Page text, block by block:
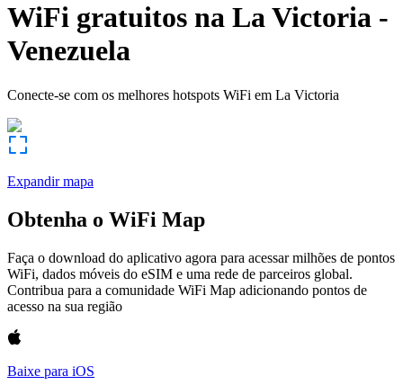
WiFi gratuitos na La Victoria -
Venezuela
Conecte-se com os melhores hotspots WiFi em La Victoria
Expandir mapa
Obtenha o WiFi Map
Faça o download do aplicativo agora para acessar milhões de pontos
WiFi, dados móveis do eSIM e uma rede de parceiros global.
Contribua para a comunidade WiFi Map adicionando pontos de
acesso na sua região
Baixe para iOS